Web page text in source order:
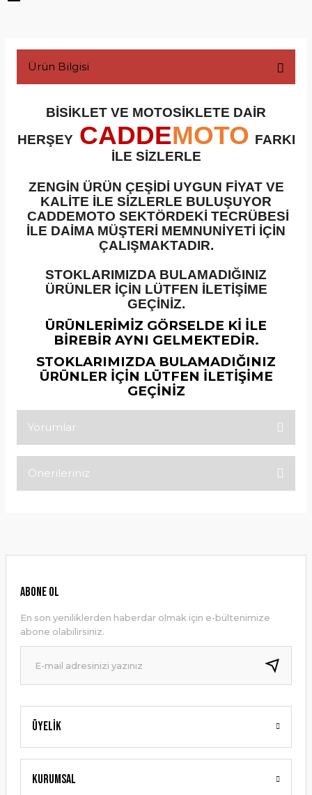
Ürün Bilgisi
BİSİKLET VE MOTOSİKLETE DAİR
HERŞEY CADDEMOTO FARKI
İLE SİZLERLE
ZENGİN ÜRÜN ÇEŞİDİ UYGUN FİYAT VE
KALİTE İLE SİZLERLE BULUŞUYOR
CADDEMOTO SEKTÖRDEKİ TECRÜBESİ
İLE DAİMA MÜŞTERİ MEMNUNİYETİ İÇİN
ÇALIŞMAKTADIR.
STOKLARIMIZDA BULAMADIĞINIZ
ÜRÜNLER İÇİN LÜTFEN İLETİŞİME
GEÇİNİZ.
ÜRÜNLERİMİZ GÖRSELDE Kİ İLE
BİREBİR AYNI GELMEKTEDİR.
STOKLARIMIZDA BULAMADIĞINIZ
ÜRÜNLER İÇİN LÜTFEN İLETİŞİME
GEÇİNİZ
Yorumlar
Önerileriniz
Ürün resmi kalitesiz, bozuk veya görüntülenemiyor.
Ürün bilgilerinde hatalar bulunuyor.
Ürün fiyatı diğer sitelerden daha pahalı.
Bu ürüne benzer farklı alternatifler olmalı.
Gönder
Üyelik
Kurumsal
ABONE OL
En son yeniliklerden haberdar olmak için e-bültenimize
abone olabilirsiniz.